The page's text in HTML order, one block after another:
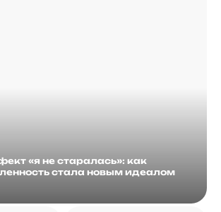
«я не старалась»: как
стала новым идеалом